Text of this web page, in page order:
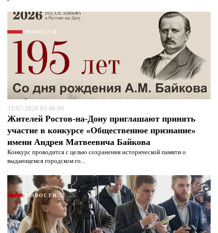
НОВОСТИ
31/07/2026 03:40:00
Жителей Ростов-на-Дону приглашают принять
участие в конкурсе «Общественное признание»
имени Андрея Матвеевича Байкова
Конкурс проводится с целью сохранения исторической памяти о
выдающемся городском го...
НОВОСТИ
Я согласен с
политикой конфиденциальности и
защиты информации*
Я согласен сполитикой конфиденциальности и
защиты информации*